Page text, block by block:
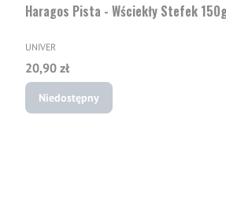
Haragos Pista - Wściekły Stefek
PRODUCENT
UNIVER
Cena
20,90 zł
Niedostępny